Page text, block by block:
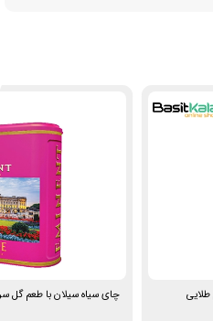
چای سیاه سیلان با طعم گل سرخ 400 گرمی